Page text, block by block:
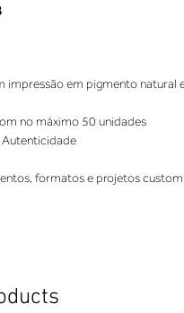
impressão em pigmento natural
no máximo 50 unidades
formatos e projetos